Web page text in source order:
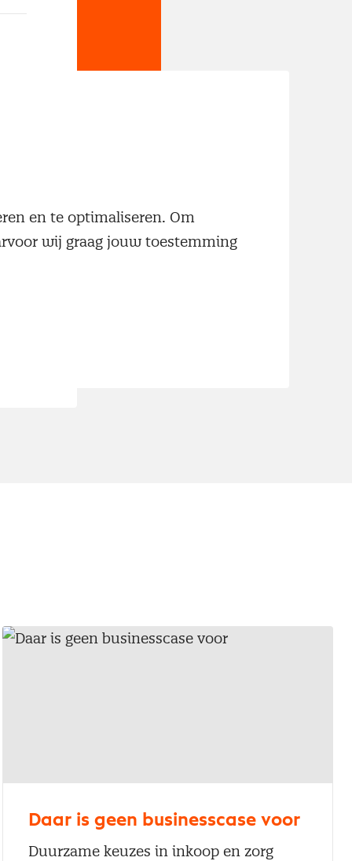
Daar is geen businesscase voor
Duurzame keuzes in inkoop en zorg
en te optimaliseren. Om
wij graag jouw toestemming